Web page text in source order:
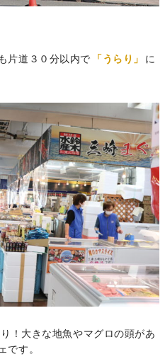
片道３０分以内で 「うらり」
に
！大きな地魚やマグロの頭があ
です。